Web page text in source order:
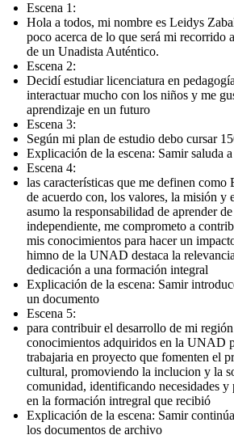
Escena 1:
Hola a todos, mi nombre es Leidys
poco acerca de lo que será mi recorrido
de un Unadista Auténtico.
Escena 2:
Decidí estudiar licenciatura en
interactuar mucho con los niños y me
aprendizaje en un futuro
Escena 3:
Según mi plan de estudio debo cursar
Explicación de la escena: Samir saluda
Escena 4:
las características que me definen
de acuerdo con, los valores, la misión
asumo la responsabilidad de aprender
independiente, me comprometo a
mis conocimientos para hacer un
himno de la UNAD destaca la
dedicación a una formación integral
Explicación de la escena: Samir
un documento
Escena 5:
para contribuir el desarrollo de mi
conocimientos adquiridos en la UNAD
trabajaria en proyecto que fomenten el
cultural, promoviendo la inclucion y la
comunidad, identificando necesidades y
en la formación intregral que recibió
Explicación de la escena: Samir
los documentos de archivo